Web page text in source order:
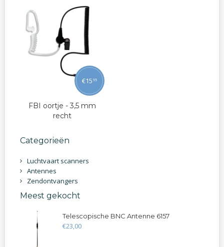
FBI oortje - 3,5 mm
recht
€15 95
Categorieën
Luchtvaart scanners
Antennes
Zendontvangers
Meest gekocht
Telescopische BNC Antenne 6157
€23,00